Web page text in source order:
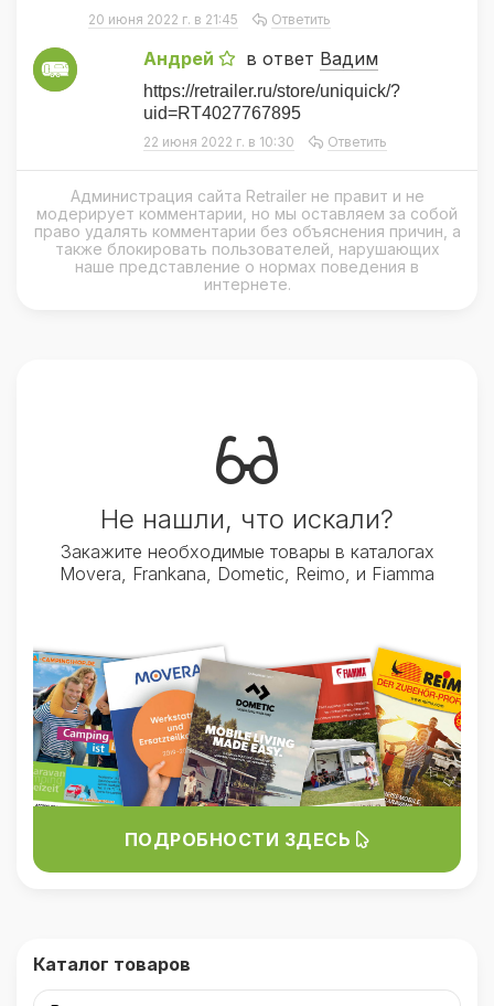
20 июня 2022 г. в 21:45 Ответить
А Андрей в ответ Вадим
https://retrailer.ru/store/uniquick/?
uid=RT4027767895
22 июня 2022 г. в 10:30 Ответить
Администрация сайта Retrailer не правит и не
модерирует комментарии, но мы оставляем за собой
право удалять комментарии без объяснения причин, а
также блокировать пользователей, нарушающих
наше представление о нормах поведения в
интернете.
Не нашли, что искали?
Закажите необходимые товары в каталогах
Movera, Frankana, Dometic, Reimo, и Fiamma
ПОДРОБНОСТИ ЗДЕСЬ
Каталог товаров